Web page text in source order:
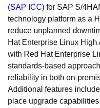
(SAP ICC) for SAP S/
technology platform as a
reduce unplanned
Hat Enterprise Linux
with Red Hat Enterprise
standards-based
reliability in both on-
Additional features
place upgrade